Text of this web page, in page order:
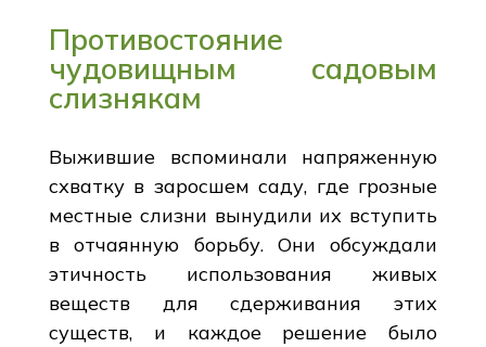
Противостояние
чудовищным садовым
слизнякам
Выжившие вспоминали напряженную
схватку в заросшем саду, где грозные
местные слизни вынудили их вступить
в отчаянную борьбу. Они обсуждали
этичность использования живых
веществ для сдерживания этих
существ, и каждое решение было